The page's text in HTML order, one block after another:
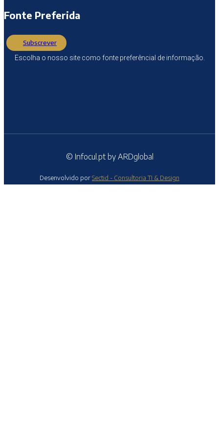
Fonte Preferida
Subscrever
Escolha o nosso site como fonte preferêncial de informação.
© Infocul.pt by ARDglobal
Desenvolvido porSectid - Consultoria TI & Design